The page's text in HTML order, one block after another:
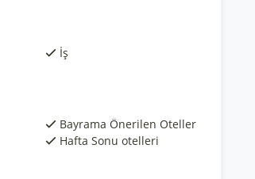
İş
Bayrama Önerilen Oteller
Hafta Sonu otelleri